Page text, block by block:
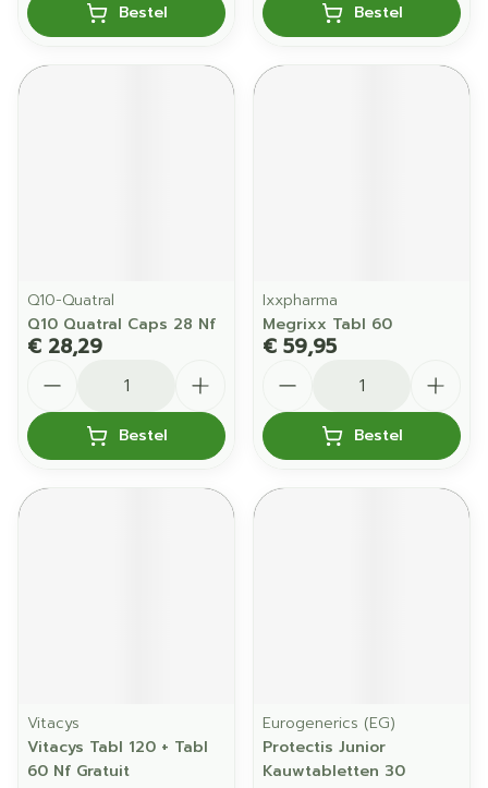
Bestel Bestel
Q10-Quatral
Q10 Quatral Caps 28 Nf
€ 28,29
Bestel
Ixxpharma
Megrixx Tabl 60
€ 59,95
Bestel
Vitacys
Vitacys Tabl 120 + Tabl
60 Nf Gratuit
Eurogenerics (EG)
Protectis Junior
Kauwtabletten 30